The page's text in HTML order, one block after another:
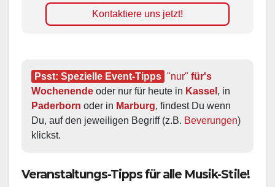
Kontaktiere uns jetzt!
Psst: Spezielle Event-Tipps "nur" für's
Wochenende oder nur für heute in Kassel
Paderborn oder in Marburg, findest Du wenn
Du, auf den jeweiligen Begriff (z.B. Beverungen)
klickst.
Veranstaltungs-Tipps für alle Musik-Stile!